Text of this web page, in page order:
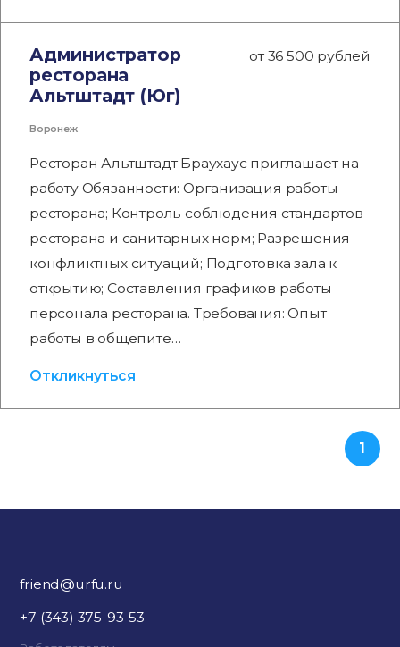
Администратор
ресторана
Альтштадт (Юг)
от 36 500 рублей
Воронеж
Ресторан Альтштадт Браухаус приглашает на
работу Обязанности: Организация работы
ресторана; Контроль соблюдения стандартов
ресторана и санитарных норм; Разрешения
конфликтных ситуаций; Подготовка зала к
открытию; Составления графиков работы
персонала ресторана. Требования: Опыт
работы в общепите…
Откликнуться
1
friend@urfu.ru
+7 (343) 375-93-53